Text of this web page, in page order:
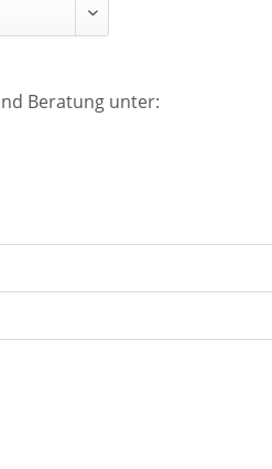
Beratung unter: